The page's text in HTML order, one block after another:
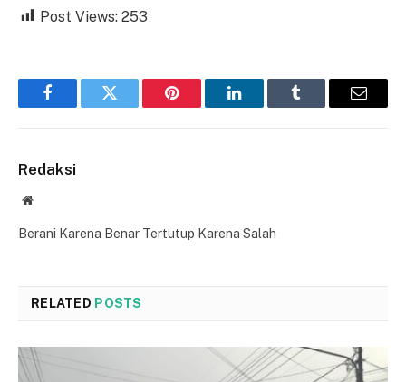
Post Views: 253
FacebookTwitter Pinterest LinkedInTumblr Email
Redaksi
Website
Berani Karena Benar Tertutup Karena Salah
RELATED POSTS